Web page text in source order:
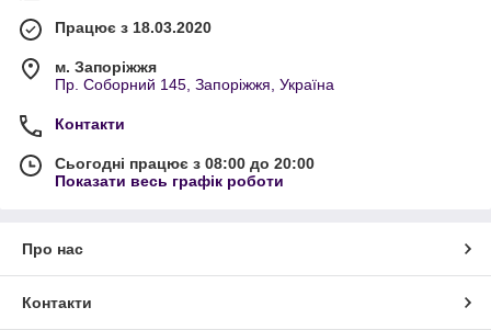
Працює з 18.03.2020
м. Запоріжжя
Пр. Соборний 145, Запоріжжя, Україна
Контакти
Сьогодні працює з 08:00 до 20:00
Показати весь графік роботи
Про нас
Контакти